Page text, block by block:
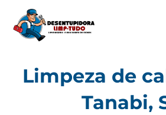
Limpeza de
Tanabi,